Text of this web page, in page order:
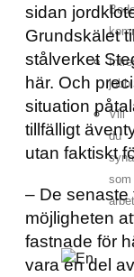
jobb
Vill
du
som
sidan
Grundskälet
stålverket
här. Och
situation
tillfälligt
utan faktiskt
– De senaste
möjligheten
fastnade för
vara en del